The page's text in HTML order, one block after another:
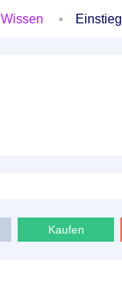
Wissen Einstieg
Kaufen